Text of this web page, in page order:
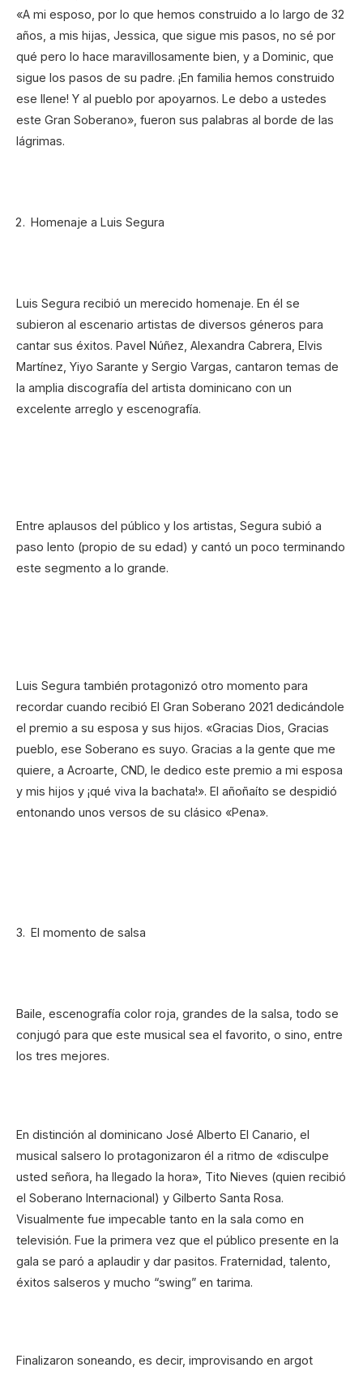
«A mi esposo, por lo que hemos construido a lo largo de 32
años, a mis hijas, Jessica, que sigue mis pasos, no sé por
qué pero lo hace maravillosamente bien, y a Dominic, que
sigue los pasos de su padre. ¡En familia hemos construido
ese llene! Y al pueblo por apoyarnos. Le debo a ustedes
este Gran Soberano», fueron sus palabras al borde de las
lágrimas.
Homenaje a Luis Segura
Luis Segura recibió un merecido homenaje. En él se
subieron al escenario artistas de diversos géneros para
cantar sus éxitos. Pavel Núñez, Alexandra Cabrera, Elvis
Martínez, Yiyo Sarante y Sergio Vargas, cantaron temas de
la amplia discografía del artista dominicano con un
excelente arreglo y escenografía.
Entre aplausos del público y los artistas, Segura subió a
paso lento (propio de su edad) y cantó un poco terminando
este segmento a lo grande.
Luis Segura también protagonizó otro momento para
recordar cuando recibió El Gran Soberano 2021 dedicándole
el premio a su esposa y sus hijos. «Gracias Dios, Gracias
pueblo, ese Soberano es suyo. Gracias a la gente que me
quiere, a Acroarte, CND, le dedico este premio a mi esposa
y mis hijos y ¡qué viva la bachata!». El añoñaíto se despidió
entonando unos versos de su clásico «Pena».
El momento de salsa
Baile, escenografía color roja, grandes de la salsa, todo se
conjugó para que este musical sea el favorito, o sino, entre
los tres mejores.
En distinción al dominicano José Alberto El Canario, el
musical salsero lo protagonizaron él a ritmo de «disculpe
usted señora, ha llegado la hora», Tito Nieves (quien recibió
el Soberano Internacional) y Gilberto Santa Rosa.
Visualmente fue impecable tanto en la sala como en
televisión. Fue la primera vez que el público presente en la
gala se paró a aplaudir y dar pasitos. Fraternidad, talento,
éxitos salseros y mucho “swing” en tarima.
Finalizaron soneando, es decir, improvisando en argot